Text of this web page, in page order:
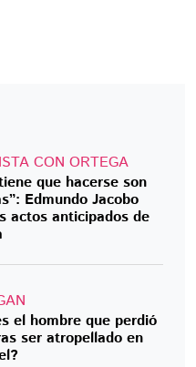
CON ORTEGA
que hacerse son
Edmundo Jacobo
actos anticipados de
el hombre que perdió
ser atropellado en